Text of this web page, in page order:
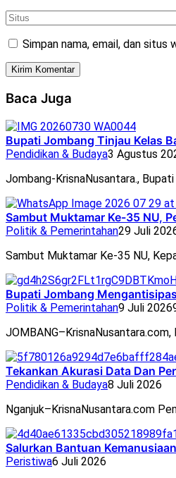
Simpan nama, email, dan situs
Baca Juga
Bupati Jombang Tinjau Kelas
Pendidikan & Budaya3 Agustus
Jombang-KrisnaNusantara.,
Sambut Muktamar Ke-35 NU,
Politik & Pemerintahan29 Juli
Sambut Muktamar Ke-35 NU,
Bupati Jombang
Politik & Pemerintahan9 Juli 2026
Tekankan Akurasi Data Dan
Pendidikan & Budaya8 Juli 2026
Nganjuk–KrisnaNusantara.com
Salurkan Bantuan
Peristiwa6 Juli 2026